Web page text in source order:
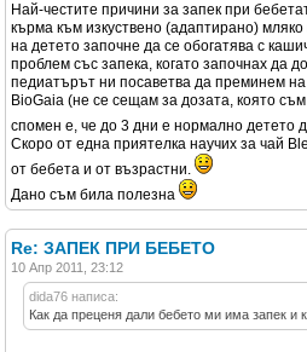
Най-честите причини за запек при
кърма към изкуствено (адаптирано)
на детето започне да се обогатява с
проблем със запека, когато започнах да
педиатърът ни посаветва да преминем
BioGaia (не се сещам за дозата, която
спомен е, че до 3 дни е нормално детето
Скоро от една приятелка научих за чай
от бебета и от възрастни.
Дано съм била полезна
Re: ЗАПЕК ПРИ БЕБЕТО
10 Апр 2011, 23:12
dida76 написа:
Как да преценя дали бебето ми има запек и